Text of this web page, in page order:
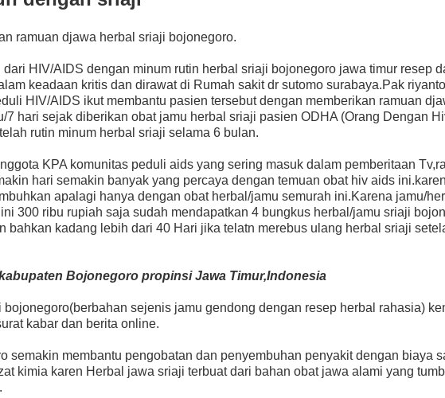
ramuan djawa herbal sriaji bojonegoro.
HIV/AIDS dengan minum rutin herbal sriaji bojonegoro jawa timur resep
keadaan kritis dan dirawat di Rumah sakit dr sutomo surabaya.Pak
HIV/AIDS ikut membantu pasien tersebut dengan memberikan ramuan
hari sejak diberikan obat jamu herbal sriaji pasien ODHA (Orang Dengan
rutin minum herbal sriaji selama 6 bulan.
KPA komunitas peduli aids yang sering masuk dalam pemberitaan
hari semakin banyak yang percaya dengan temuan obat hiv aids
apalagi hanya dengan obat herbal/jamu semurah ini.Karena jamu/
300 ribu rupiah saja sudah mendapatkan 4 bungkus herbal/jamu sriaji
bahkan kadang lebih dari 40 Hari jika telatn merebus ulang herbal sriaji
Bojonegoro propinsi Jawa Timur,Indonesia
sejenis jamu gendong dengan resep herbal rahasia)
kabar dan berita online.
semakin membantu pengobatan dan penyembuhan penyakit dengan biaya
kimia karen Herbal jawa sriaji terbuat dari bahan obat jawa alami yang